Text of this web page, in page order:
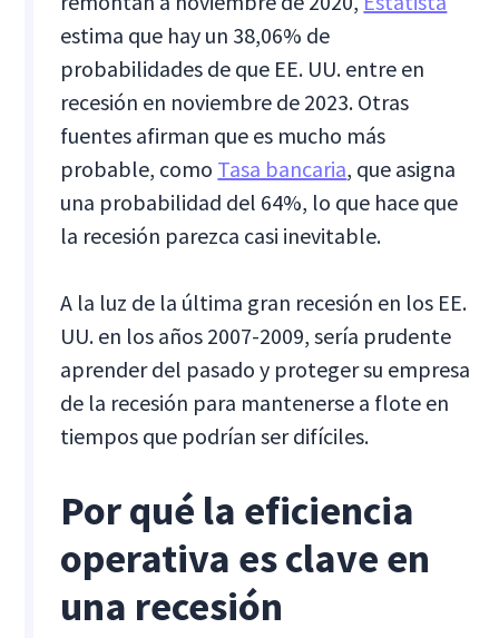
estima que hay un 38,06% de
probabilidades de que EE. UU. entre en
recesión en noviembre de 2023. Otras
fuentes afirman que es mucho más
probable, como Tasa bancaria, que asigna
una probabilidad del 64%, lo que hace que
la recesión parezca casi inevitable.
A la luz de la última gran recesión en los EE.
UU. en los años 2007-2009, sería prudente
aprender del pasado y proteger su empresa
de la recesión para mantenerse a flote en
tiempos que podrían ser difíciles.
Por qué la eficiencia
operativa es clave en
una recesión